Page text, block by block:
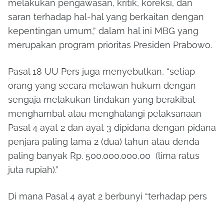
melakukan pengawasan, kritik, koreksi, dan
saran terhadap hal-hal yang berkaitan dengan
kepentingan umum,” dalam hal ini MBG yang
merupakan program prioritas Presiden Prabowo.
Pasal 18 UU Pers juga menyebutkan, “setiap
orang yang secara melawan hukum dengan
sengaja melakukan tindakan yang berakibat
menghambat atau menghalangi pelaksanaan
Pasal 4 ayat 2 dan ayat 3 dipidana dengan pidana
penjara paling lama 2 (dua) tahun atau denda
paling banyak Rp. 500.000.000,00 (lima ratus
juta rupiah).”
Di mana Pasal 4 ayat 2 berbunyi “terhadap pers